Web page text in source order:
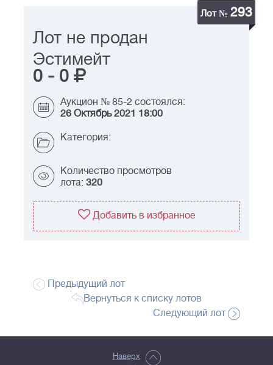
Лот № 293
Лот не продан
Эстимейт
0 - 0
Аукцион № 85-2 состоялся:
26 Октябрь 2021 18:00
Категория:
Количество просмотров
лота: 320
Добавить в избранное
Предыдущий лот
Вернуться к списку лотов
Следующий лот
Наверх